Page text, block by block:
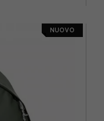
NUOVO